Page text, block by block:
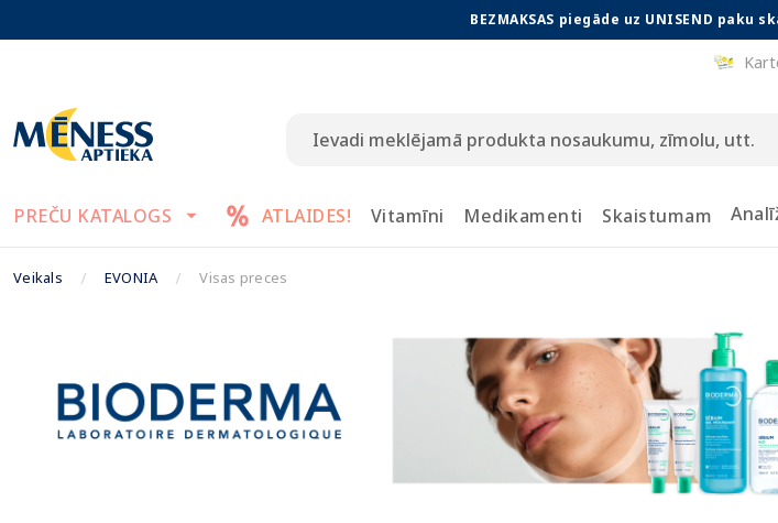
BEZMAKSAS piegāde uz UNISEND paku
PREČU KATALOGS ATLAIDES! Vitamīni Medikamenti Skaistumam
Veikals EVONIA Visas preces